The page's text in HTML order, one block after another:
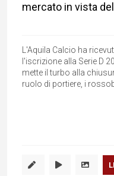
mercato in vista
L'Aquila Calcio ha
l'iscrizione alla Serie D
mette il turbo alla
ruolo di portiere, i